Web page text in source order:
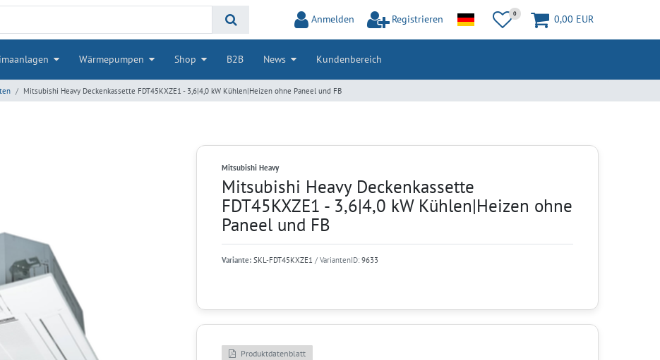
Anmelden Registrieren 0 0,00 EUR
Wärmepumpen Shop B2B News Kundenbereich
Mitsubishi Heavy Deckenkassette FDT45KXZE1 - 3,6|4,0 kW Kühlen|Heizen ohne Paneel und FB
Mitsubishi Heavy
Mitsubishi Heavy Deckenkassette
FDT45KXZE1 - 3,6|4,0 kW Kühlen|Heizen ohne
Paneel und FB
Variante: SKL-FDT45KXZE1 / VariantenID: 9633
Produktdatenblatt